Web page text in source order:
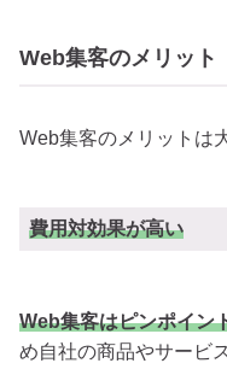
Web集客のメリット
Web集客のメリットは
費用対効果が高い
Web集客はピンポイン
め自社の商品やサービ